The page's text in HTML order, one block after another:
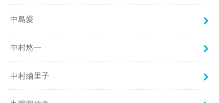
中島愛
中村悠一
中村繪里子